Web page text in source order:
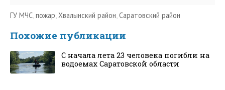
ГУ МЧС пожар Хвалынский район Саратовский район
Похожие публикации
С начала лета 23 человека погибли на
водоемах Саратовской области